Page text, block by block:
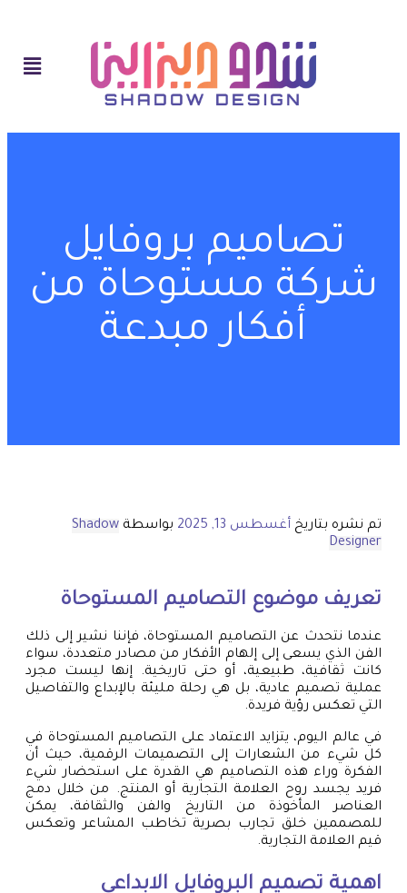
تصاميم بروفايل
شركة مستوحاة من
أفكار مبدعة
تم نشره بتاريخ أغسطس 13, 2025 بواسطة Shadow
Designer
تعريف موضوع التصاميم المستوحاة
عندما نتحدث عن التصاميم المستوحاة، فإننا نشير إلى ذلك
الفن الذي يسعى إلى إلهام الأفكار من مصادر متعددة، سواء
كانت ثقافية، طبيعية، أو حتى تاريخية. إنها ليست مجرد
عملية تصميم عادية، بل هي رحلة مليئة بالإبداع والتفاصيل
التي تعكس رؤية فريدة.
في عالم اليوم، يتزايد الاعتماد على التصاميم المستوحاة في
كل شيء من الشعارات إلى التصميمات الرقمية، حيث أن
الفكرة وراء هذه التصاميم هي القدرة على استحضار شيء
فريد يجسد روح العلامة التجارية أو المنتج. من خلال دمج
العناصر المأخوذة من التاريخ والفن والثقافة، يمكن
للمصممين خلق تجارب بصرية تخاطب المشاعر وتعكس
قيم العلامة التجارية.
اهمية تصميم البروفايل الابداعي